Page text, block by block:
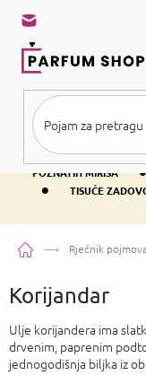
sadržaj
BESPLATNA DOSTAVA
POZNATIH MIRISA
•
• TISUĆE
PočetnaRječnik pojmova
Korijandar
Ulje korijandera ima
drvenim, paprenim
jednogodišnja biljka iz